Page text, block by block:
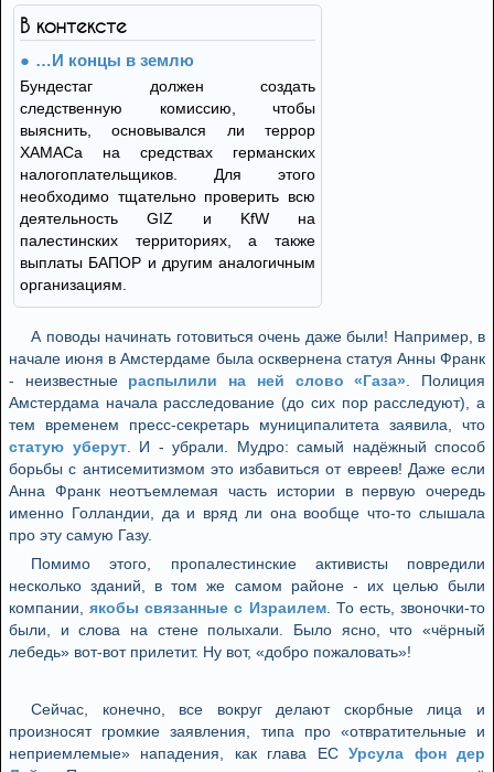
В контексте
…И концы в землю
Бундестаг должен создать
следственную комиссию, чтобы
выяснить, основывался ли террор
ХАМАСа на средствах германских
налогоплательщиков. Для этого
необходимо тщательно проверить всю
деятельность GIZ и KfW на
палестинских территориях, а также
выплаты БАПОР и другим аналогичным
организациям.
А поводы начинать готовиться очень даже были! Например, в
начале июня в Амстердаме была осквернена статуя Анны Франк
- неизвестные распылили на ней слово «Газа» . Полиция
Амстердама начала расследование (до сих пор расследуют), а
тем временем пресс-секретарь муниципалитета заявила, что
статую уберут. И - убрали. Мудро: самый надёжный способ
борьбы с антисемитизмом это избавиться от евреев! Даже если
Анна Франк неотъемлемая часть истории в первую очередь
именно Голландии, да и вряд ли она вообще что-то слышала
про эту самую Газу.
Помимо этого, пропалестинские активисты повредили
несколько зданий, в том же самом районе - их целью были
компании,якобы связанные с Израилем. То есть, звоночки-то
были, и слова на стене полыхали. Было ясно, что «чёрный
лебедь» вот-вот прилетит. Ну вот, «добро пожаловать»!
Сейчас, конечно, все вокруг делают скорбные лица и
произносят громкие заявления, типа про «отвратительные и
неприемлемые» нападения, как глава ЕСУрсула фон дер